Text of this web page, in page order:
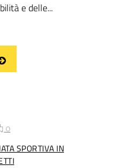
e delle...
0
SPORTIVA IN